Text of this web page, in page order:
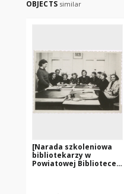
OBJECTS similar
[Narada szkoleniowa
bibliotekarzy w
Powiatowej Bibliotece